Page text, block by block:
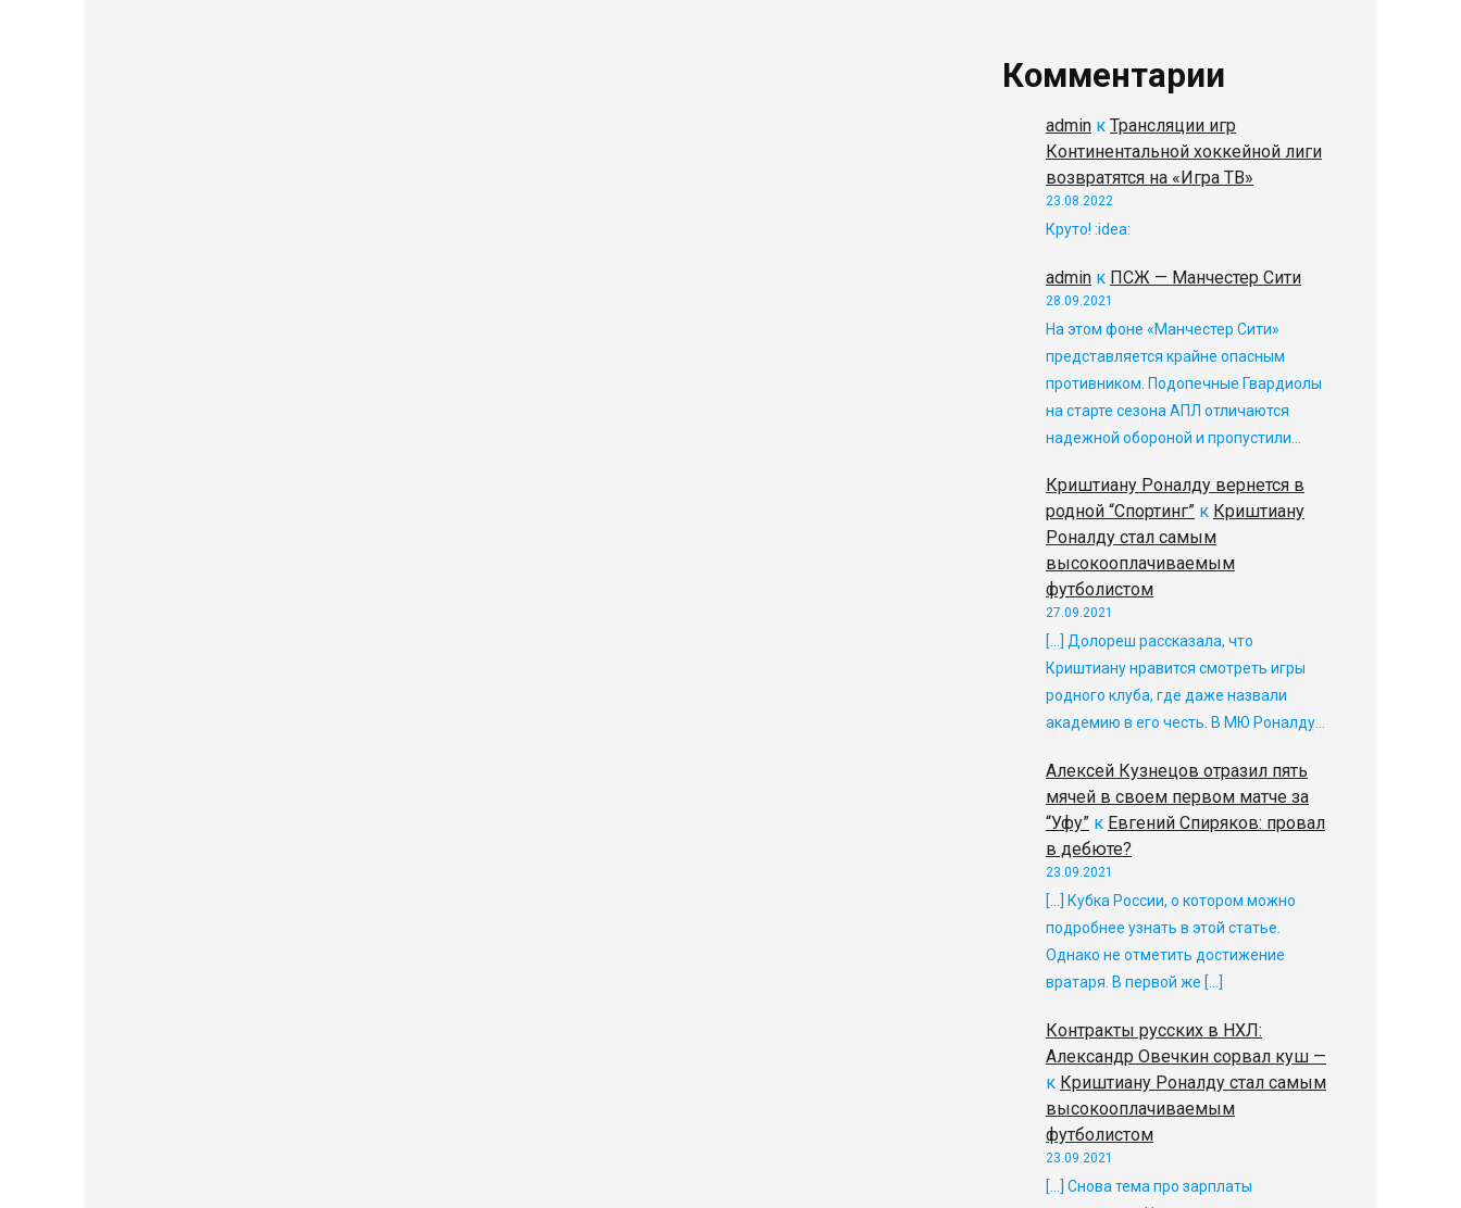
Комментарии
admin к Трансляции игр
Континентальной хоккейной лиги
возвратятся на «Игра ТВ»
23.08.2022
Круто! :idea:
admin к ПСЖ — Манчестер Сити
28.09.2021
На этом фоне «Манчестер Сити»
представляется крайне опасным
противником. Подопечные Гвардиолы
на старте сезона АПЛ отличаются
надежной обороной и пропустили…
Криштиану Роналду вернется в
родной “Спортинг” к Криштиану
Роналду стал самым
высокооплачиваемым
футболистом
27.09.2021
[…] Долореш рассказала, что
Криштиану нравится смотреть игры
родного клуба, где даже назвали
академию в его честь. В МЮ Роналду…
Алексей Кузнецов отразил пять
мячей в своем первом матче за
“Уфу” к Евгений Спиряков: провал
в дебюте?
23.09.2021
[…] Кубка России, о котором можно
подробнее узнать в этой статье.
Однако не отметить достижение
вратаря. В первой же […]
Контракты русских в НХЛ:
Александр Овечкин сорвал куш —
к Криштиану Роналду стал самым
высокооплачиваемым
футболистом
23.09.2021
[…] Снова тема про зарплаты